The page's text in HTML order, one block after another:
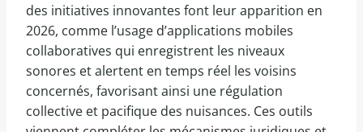
des initiatives innovantes font leur apparition en
2026, comme l’usage d’applications mobiles
collaboratives qui enregistrent les niveaux
sonores et alertent en temps réel les voisins
concernés, favorisant ainsi une régulation
collective et pacifique des nuisances. Ces outils